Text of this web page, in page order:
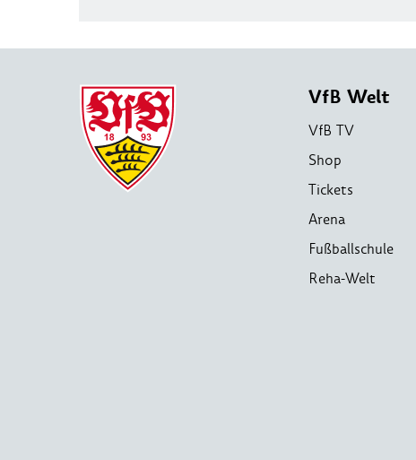
VfB Welt
VfB TV
Shop
Tickets
Arena
Fußballschule
Reha-Welt